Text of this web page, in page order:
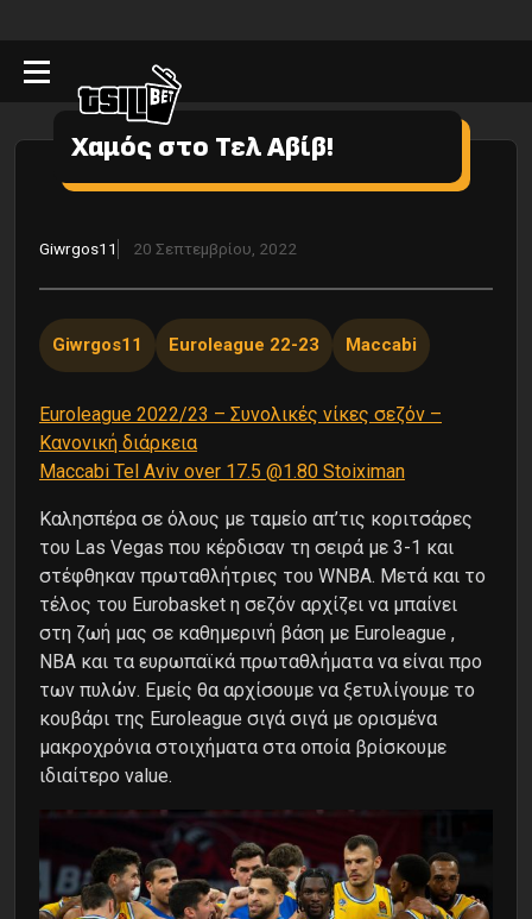
Χαμός στο Τελ Αβίβ!
Giwrgos11 20 Σεπτεμβρίου, 2022
Giwrgos11 Euroleague 22-23 Maccabi
Euroleague 2022/23 – Συνολικές νίκες σεζόν –
Κανονική διάρκεια
Maccabi Tel Aviv over 17.5 @1.80 Stoiximan
Καλησπέρα σε όλους με ταμείο απ’τις κοριτσάρες
του Las Vegas που κέρδισαν τη σειρά με 3-1 και
στέφθηκαν πρωταθλήτριες του WNBA. Μετά και το
τέλος του Eurobasket η σεζόν αρχίζει να μπαίνει
στη ζωή μας σε καθημερινή βάση με Euroleague ,
NBA και τα ευρωπαϊκά πρωταθλήματα να είναι προ
των πυλών. Εμείς θα αρχίσουμε να ξετυλίγουμε το
κουβάρι της Euroleague σιγά σιγά με ορισμένα
μακροχρόνια στοιχήματα στα οποία βρίσκουμε
ιδιαίτερο value.